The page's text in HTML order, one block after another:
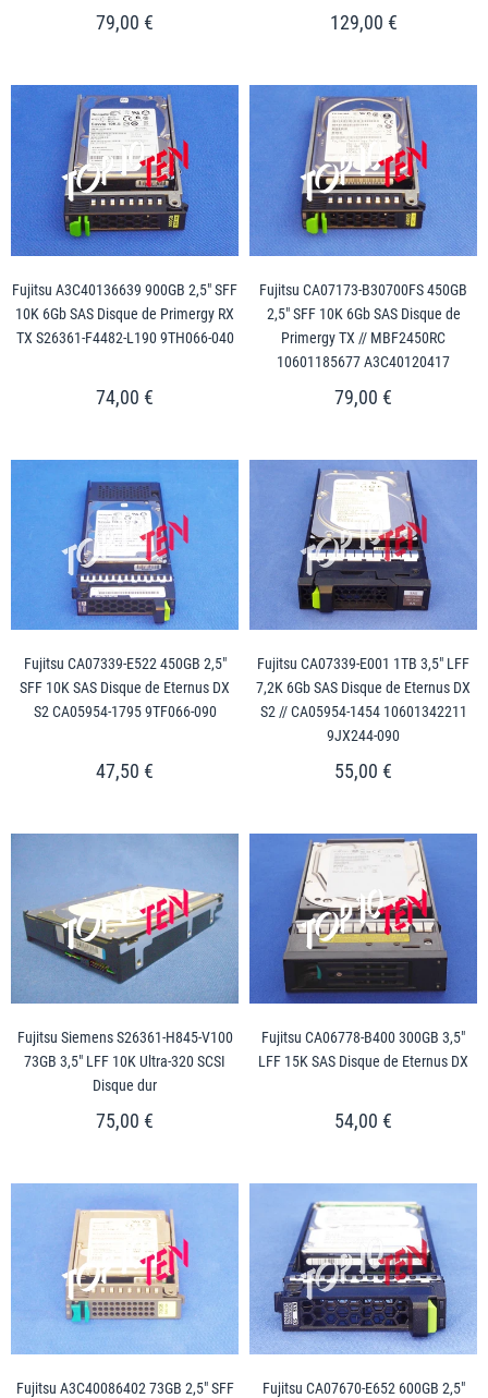
79,00 € 129,00 €
Fujitsu A3C40136639 900GB 2,5" SFF
10K 6Gb SAS Disque de Primergy RX
TX S26361-F4482-L190 9TH066-040
74,00 €
Fujitsu CA07173-B30700FS 450GB
2,5" SFF 10K 6Gb SAS Disque de
Primergy TX // MBF2450RC
10601185677 A3C40120417
79,00 €
Fujitsu CA07339-E522 450GB 2,5"
SFF 10K SAS Disque de Eternus DX
S2 CA05954-1795 9TF066-090
47,50 €
Fujitsu CA07339-E001 1TB 3,5" LFF
7,2K 6Gb SAS Disque de Eternus DX
S2 // CA05954-1454 10601342211
9JX244-090
55,00 €
Fujitsu Siemens S26361-H845-V100
73GB 3,5" LFF 10K Ultra-320 SCSI
Disque dur
75,00 €
Fujitsu CA06778-B400 300GB 3,5"
LFF 15K SAS Disque de Eternus DX
54,00 €
Fujitsu A3C40086402 73GB 2,5" SFF
Fujitsu CA07670-E652 600GB 2,5"